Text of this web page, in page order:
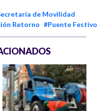
de Movilidad
Retorno #Puente Festivo